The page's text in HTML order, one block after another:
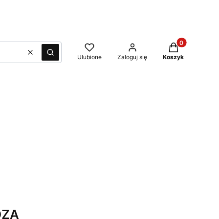
WyczyśćSzukaj Ulubione Zaloguj się
Produkty w
Koszyk